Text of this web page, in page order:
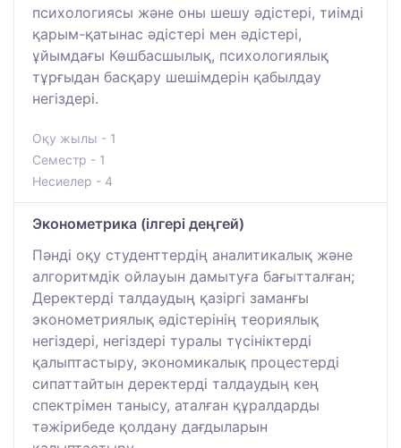
психологиясы және оны шешу әдістері, тиімді
қарым-қатынас әдістері мен әдістері,
ұйымдағы Көшбасшылық, психологиялық
тұрғыдан басқару шешімдерін қабылдау
негіздері.
Оқу жылы - 1
Семестр - 1
Несиелер - 4
Эконометрика (ілгері деңгей)
Пәнді оқу студенттердің аналитикалық және
алгоритмдік ойлауын дамытуға бағытталған;
Деректерді талдаудың қазіргі заманғы
эконометриялық әдістерінің теориялық
негіздері, негіздері туралы түсініктерді
қалыптастыру, экономикалық процестерді
сипаттайтын деректерді талдаудың кең
спектрімен танысу, аталған құралдарды
тәжірибеде қолдану дағдыларын